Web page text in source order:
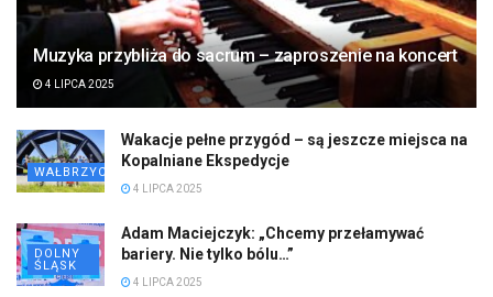
Muzyka przybliża do sacrum – zaproszenie na koncert
4 LIPCA 2025
WAŁBRZYCH
Wakacje pełne przygód – są jeszcze miejsca na
Kopalniane Ekspedycje
4 LIPCA 2025
DOLNY
ŚLĄSK
Adam Maciejczyk: „Chcemy przełamywać
bariery. Nie tylko bólu…”
4 LIPCA 2025